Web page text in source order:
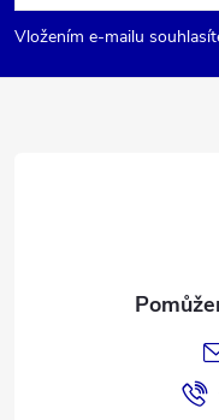
p
a
Vložením e-mailu